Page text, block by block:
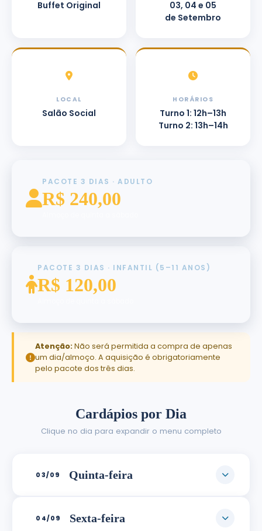
Buffet Original
03, 04 e 05
de Setembro
LOCAL
Salão Social
HORÁRIOS
Turno 1: 12h–13h
Turno 2: 13h–14h
PACOTE 3 DIAS · ADULTO
R$ 240,00
PACOTE 3 DIAS · INFANTIL (5–11 ANOS)
R$ 120,00
Atenção:Não será permitida a compra de apenas
um dia/almoço. A aquisição é obrigatoriamente
pelo pacote dos três dias.
Cardápios por Dia
Clique no dia para expandir o menu completo
03/09 Quinta-feira
04/09 Sexta-feira